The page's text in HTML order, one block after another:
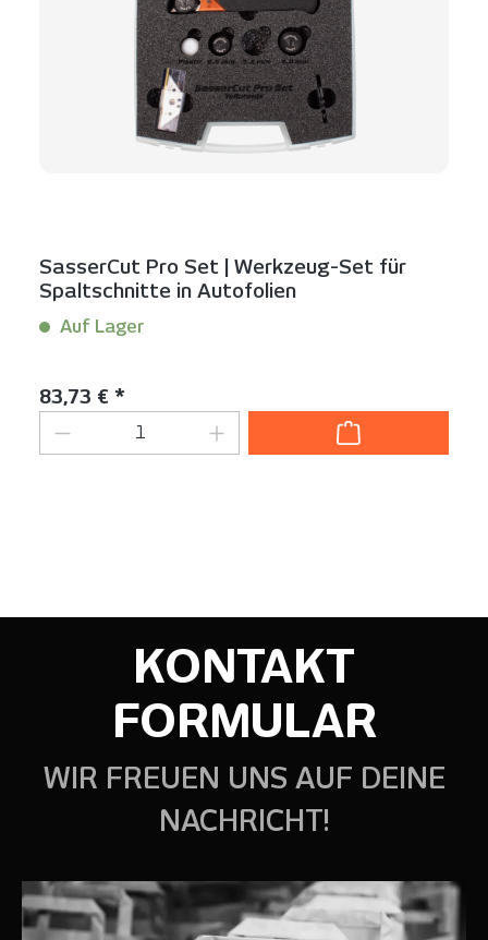
SasserCut Pro Set | Werkzeug-Set für
Spaltschnitte in Autofolien
Auf Lager
Regulärer Preis:
83,73 € *
Produkt Anzahl: Gib den
KONTAKT
FORMULAR
WIR FREUEN UNS AUF DEINE
NACHRICHT!